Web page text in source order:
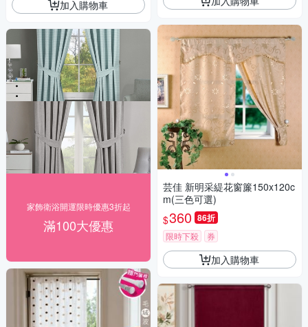
加入購物車
家飾衛浴開運限時優惠3折起
滿100大優惠
芸佳 新明采緹花窗簾150x120c
m(三色可選)
$360 86折
限時下殺 券
加入購物車